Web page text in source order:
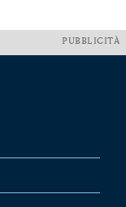
PUBBLICITÀ